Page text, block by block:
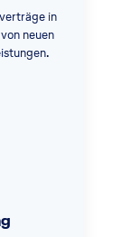
in
neuen